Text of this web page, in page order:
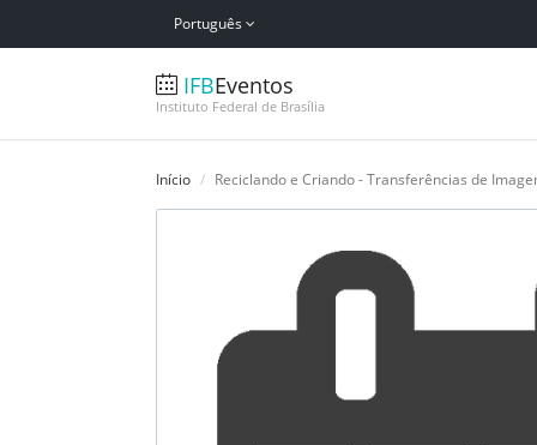
Português
IFBEventos
Instituto Federal de Brasília
Início Reciclando e Criando - Transferências de